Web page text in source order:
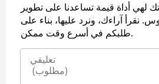
لهي أداة قيمة تساعدنا على تطوير
آراءك، ونرد عليها، بناء على
طلبكم في أسرع وقت ممكن.